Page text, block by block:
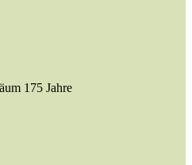
175 Jahre